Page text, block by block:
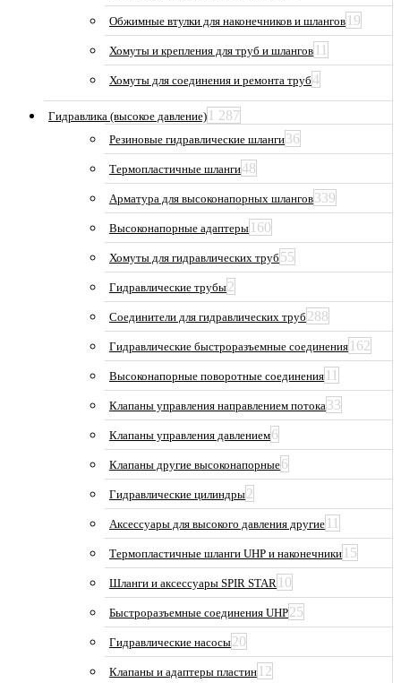
Обжимные втулки для наконечников и шлангов 19
Хомуты и крепления для труб и шлангов 11
Хомуты для соединения и ремонта труб4
Гидравлика (высокое давление) 1 287
Резиновые гидравлические шланги36
Термопластичные шланги48
Арматура для высоконапорных шлангов339
Высоконапорные адаптеры 160
Хомуты для гидравлических труб 55
Гидравлические трубы2
Соединители для гидравлических труб 288
Гидравлические быстроразъемные соединения 162
Высоконапорные поворотные соединения 11
Клапаны управления направлением потока33
Клапаны управления давлением6
Клапаны другие высоконапорные6
Гидравлические цилиндры2
Аксессуары для высокого давления другие 11
Термопластичные шланги UHP и наконечники 15
Шланги и аксессуары SPIR STAR 10
Быстроразъемные соединения UHP25
Гидравлические насосы20
Клапаны и адаптеры пластин 12